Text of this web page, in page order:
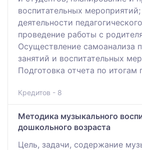
воспитательных
деятельности
проведение работы с
Осуществление самоанализа
занятий и воспитательных
Подготовка отчета по итогам
Кредитов - 8
Методика музыкального
дошкольного возраста
Цель, задачи, содержание